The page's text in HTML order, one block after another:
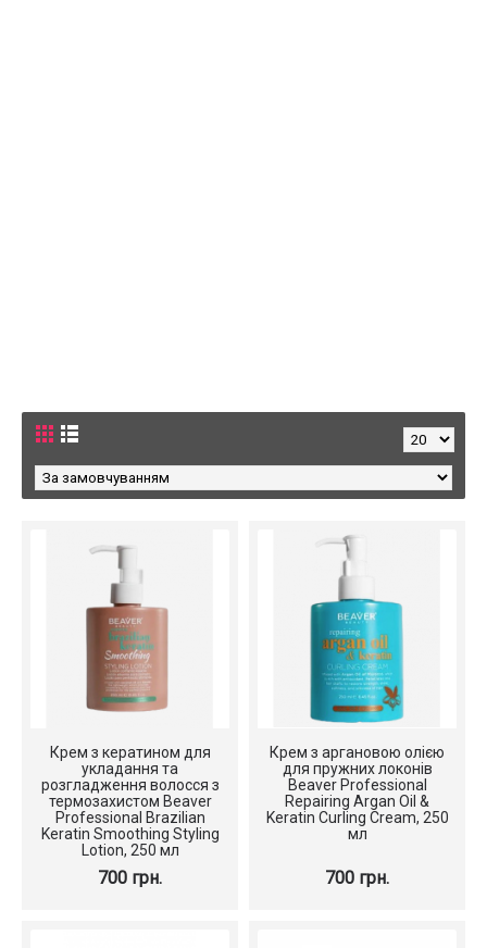
Крем з кератином для
укладання та
розгладження волосся з
термозахистом Beaver
Professional Brazilian
Keratin Smoothing Styling
Lotion, 250 мл
700 грн.
Крем з аргановою олією
для пружних локонів
Beaver Professional
Repairing Argan Oil &
Keratin Curling Cream, 250
мл
700 грн.